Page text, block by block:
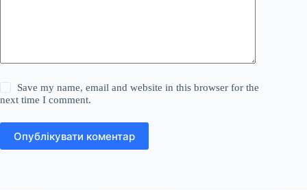
Save my name, email and website in this browser for the
next time I comment.
Опублікувати коментар